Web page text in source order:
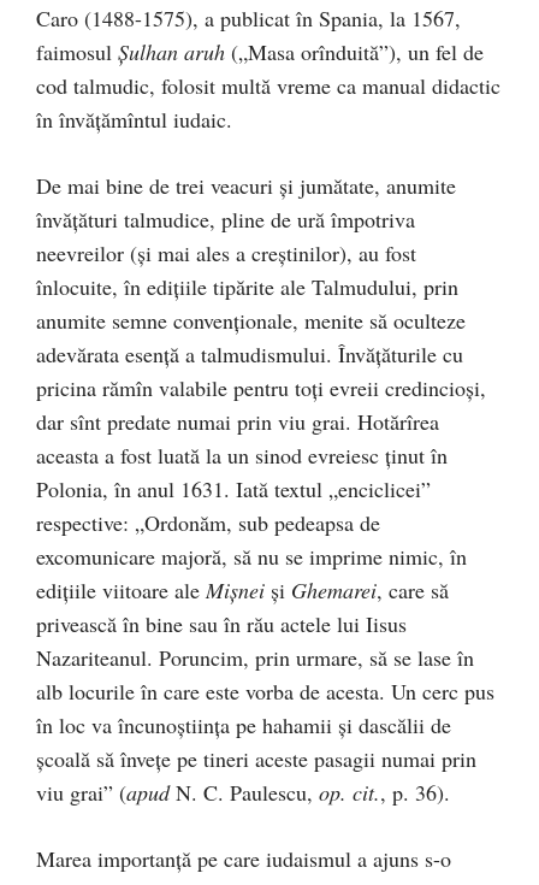
Caro (1488-1575), a publicat în Spania, la 1567,
faimosul Șulhan aruh („Masa orînduită”), un fel de
cod talmudic, folosit multă vreme ca manual didactic
în învățămîntul iudaic.
De mai bine de trei veacuri și jumătate, anumite
învățături talmudice, pline de ură împotriva
neevreilor (și mai ales a creștinilor), au fost
înlocuite, în edițiile tipărite ale Talmudului, prin
anumite semne convenționale, menite să oculteze
adevărata esență a talmudismului. Învățăturile cu
pricina rămîn valabile pentru toți evreii credincioși,
dar sînt predate numai prin viu grai. Hotărîrea
aceasta a fost luată la un sinod evreiesc ținut în
Polonia, în anul 1631. Iată textul „enciclicei”
respective: „Ordonăm, sub pedeapsa de
excomunicare majoră, să nu se imprime nimic, în
edițiile viitoare ale Mișnei și Ghemarei, care să
privească în bine sau în rău actele lui Iisus
Nazariteanul. Poruncim, prin urmare, să se lase în
alb locurile în care este vorba de acesta. Un cerc pus
în loc va încunoștiința pe hahamii și dascălii de
școală să învețe pe tineri aceste pasagii numai prin
viu grai” (apudN. C. Paulescu, op. cit., p. 36).
Marea importanță pe care iudaismul a ajuns s-o